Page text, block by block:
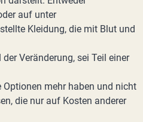
auf unter
Kleidung, die mit Blut und
Veränderung, sei Teil einer
mehr haben und nicht
die nur auf Kosten anderer